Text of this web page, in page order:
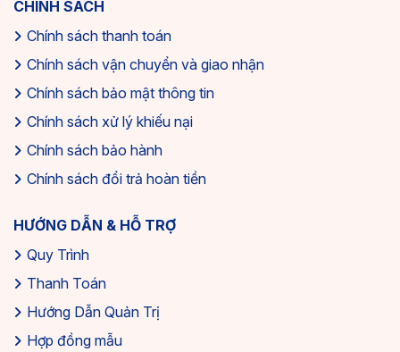
CHÍNH SÁCH
Chính sách thanh toán
Chính sách vận chuyển và giao nhận
Chính sách bảo mật thông tin
Chính sách xử lý khiếu nại
Chính sách bảo hành
Chính sách đổi trả hoàn tiền
HƯỚNG DẪN & HỖ TRỢ
Quy Trình
Thanh Toán
Hướng Dẫn Quản Trị
Hợp đồng mẫu